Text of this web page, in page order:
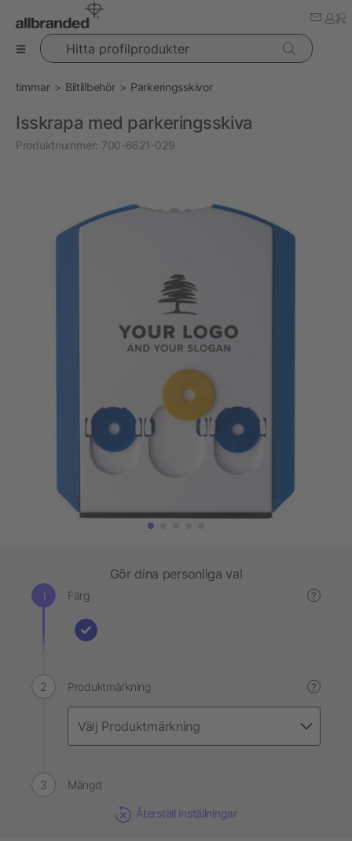
Hitta profilprodukter
timmar Biltillbehör Parkeringsskivor
Isskrapa med parkeringsskiva
Produktnummer: 700-6621-029
Gör dina personliga val
Färg ?
Produktmärkning ?
Mängd
Återställ inställningar